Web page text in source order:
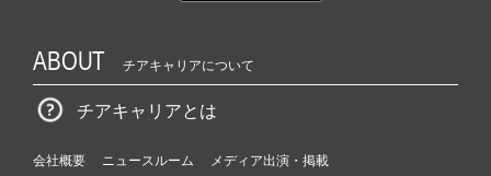
ABOUT チアキャリアについて
チアキャリアとは
会社概要 ニュースルーム
メディア出演・掲載